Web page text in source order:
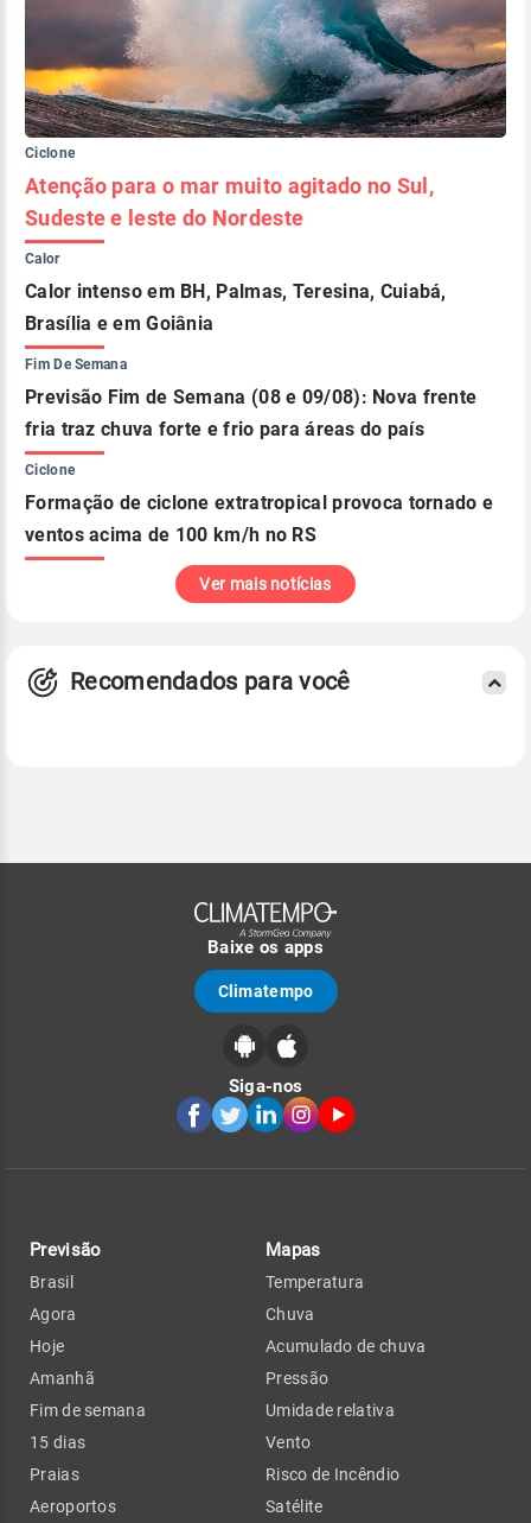
Ciclone
Atenção para o mar muito agitado no Sul,
Sudeste e leste do Nordeste
Calor
Calor intenso em BH, Palmas, Teresina, Cuiabá,
Brasília e em Goiânia
Fim De Semana
Previsão Fim de Semana (08 e 09/08): Nova frente
fria traz chuva forte e frio para áreas do país
Ciclone
Formação de ciclone extratropical provoca tornado e
ventos acima de 100 km/h no RS
Ver mais notícias
Recomendados para você
Baixe os apps
Climatempo
Siga-nos
Previsão
Brasil
Agora
Hoje
Amanhã
Fim de semana
15 dias
Praias
Aeroportos
Mapas
Temperatura
Chuva
Acumulado de chuva
Pressão
Umidade relativa
Vento
Risco de Incêndio
Satélite